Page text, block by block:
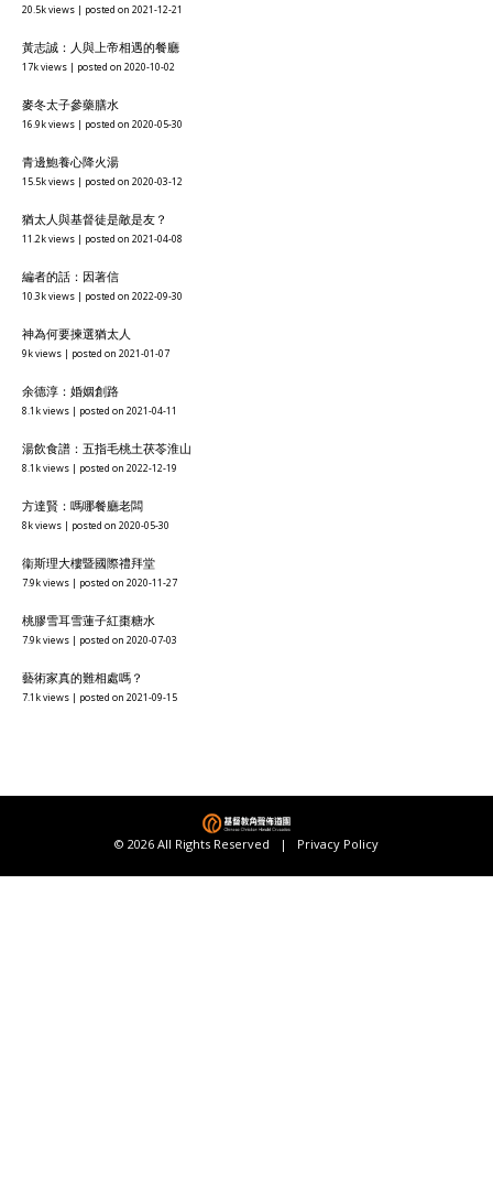
20.5k views | posted on 2021-12-21
黃志誠：人與上帝相遇的餐廳
17k views | posted on 2020-10-02
麥冬太子參藥膳水
16.9k views | posted on 2020-05-30
青邊鮑養心降火湯
15.5k views | posted on 2020-03-12
猶太人與基督徒是敵是友？
11.2k views | posted on 2021-04-08
編者的話：因著信
10.3k views | posted on 2022-09-30
神為何要揀選猶太人
9k views | posted on 2021-01-07
余德淳：婚姻創路
8.1k views | posted on 2021-04-11
湯飲食譜：五指毛桃土茯苓淮山
8.1k views | posted on 2022-12-19
方達賢：嗎哪餐廳老闆
8k views | posted on 2020-05-30
衞斯理大樓暨國際禮拜堂
7.9k views | posted on 2020-11-27
桃膠雪耳雪蓮子紅棗糖水
7.9k views | posted on 2020-07-03
藝術家真的難相處嗎？
7.1k views | posted on 2021-09-15
© 2026 All Rights Reserved | Privacy Policy